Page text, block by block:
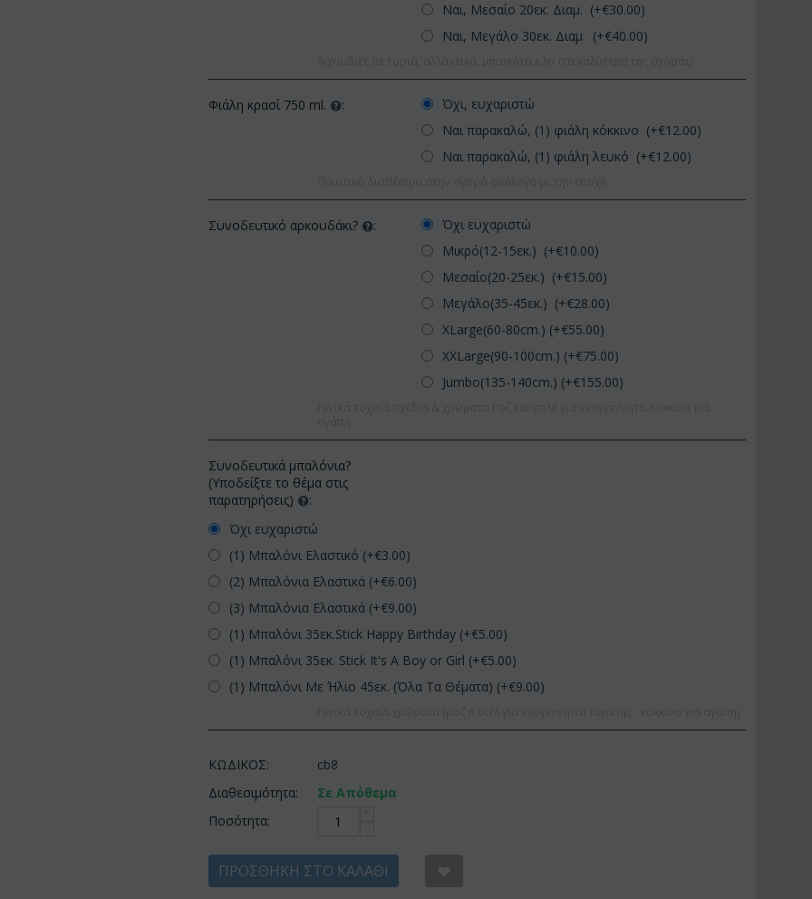
€45.00 €39.99
Ναι, Μεσαίο 20εκ. Διαμ. (+€30.00)
Ναι, Μεγάλο 30εκ. Διαμ. (+€40.00)
Φιάλη κρασί 750 ml. :
Όχι, ευχαριστώ
Ναι παρακαλώ, (1) φιάλη κόκκινο (+€12.00)
Ναι παρακαλώ, (1) φιάλη λευκό (+€12.00)
Συνοδευτικό αρκουδάκι? :
Όχι ευχαριστώ
Μικρό(12-15εκ.) (+€10.00)
Μεσαίο(20-25εκ.) (+€15.00)
Μεγάλο(35-45εκ.) (+€28.00)
XLarge(60-80cm.) (+€55.00)
XXLarge(90-100cm.) (+€75.00)
Jumbo(135-140cm.) (+€155.00)
Συνοδευτικά μπαλόνια?
(Υποδείξτε το θέμα στις
παρατηρήσεις)
:
Όχι ευχαριστώ
(1) Μπαλόνι Ελαστικό (+€3.00)
(2) Μπαλόνια Ελαστικά (+€6.00)
(3) Μπαλόνια Ελαστικά (+€9.00)
(1) Μπαλόνι 35εκ.Stick Happy Birthday (+€5.00)
(1) Μπαλόνι 35εκ. Stick It's A Boy or Girl (+€5.00)
(1) Μπαλόνι Με Ήλιο 45εκ. (Όλα Τα Θέματα) (+€9.00)
ΚΩΔΙΚΟΣ:
cb8
Διαθεσιμότητα:
Σε Απόθεμα
Ποσότητα:
ΠΡΟΣΘΉΚΗ ΣΤΟ ΚΑΛΆΘΙ